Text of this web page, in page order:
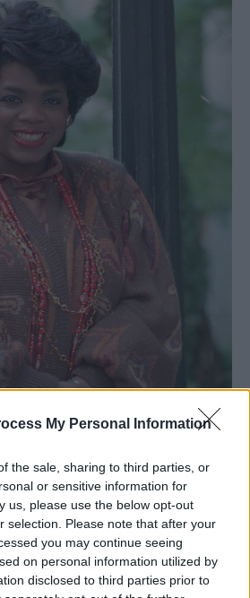
My Personal Information
the sale, sharing to third parties, or
or sensitive information for
us, please use the below opt-out
selection. Please note that after your
you may continue seeing
on personal information utilized by
disclosed to third parties prior to